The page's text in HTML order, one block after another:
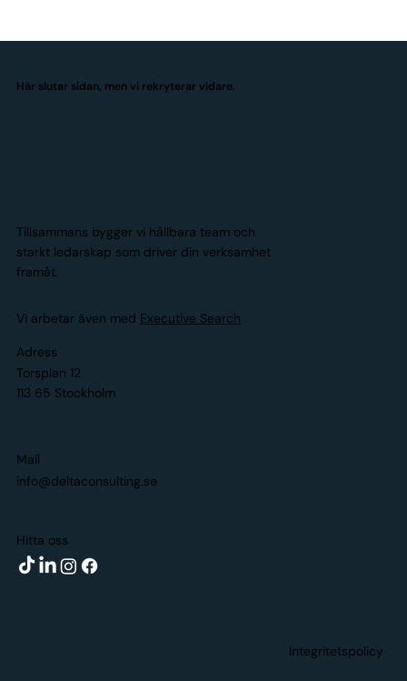
Här slutar sidan, men vi rekryterar vidare.
Tillsammans bygger vi hållbara team och
starkt ledarskap som driver din verksamhet
framåt.
Vi arbetar även med Executive Search
Adress
Torsplan 12
113 65 Stockholm
Mail
info@deltaconsulting.se
Hitta oss
Integritetspolicy